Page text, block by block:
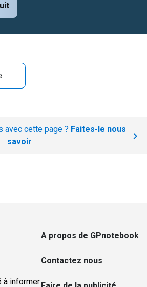
avec cette page ? Faites-le nous
savoir
à informer
A propos de GPnotebook
Contactez nous